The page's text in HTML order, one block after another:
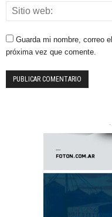
Guarda mi nombre, correo
próxima vez que comente.
-